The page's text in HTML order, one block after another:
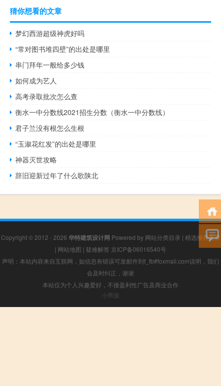
猜你想看的文章
梦幻西游超级神虎好吗
“常对图书堆四壁”的出处是哪里
串门拜年一般给多少钱
如何成为艺人
高考录取批次怎么查
衡水一中分数线2021招生分数（衡水一中分数线）
君子兰没有根怎么生根
“玉溆花红发”的出处是哪里
神器灭世攻略
辞旧迎新过年了什么歌陕北
Copyright © 2012 - 2026 华特建筑设计网 Powered by 网站分类目录 | 精选推荐文章
| 网站地图 | 疑难解答 京ICP备06016540号
声明：本站内容来自互联网，如信息有错误可发邮件到f_fb#foxmail.com说明，我们
会及时纠正，谢谢
本站仅为个人兴趣爱好，不接盈利性广告及商业合作
小男孩